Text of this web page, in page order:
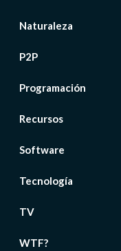
Naturaleza
P2P
Programación
Recursos
Software
Tecnología
TV
WTF?